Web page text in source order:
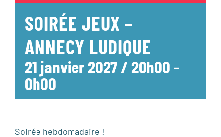
SOIRÉE JEUX –
ANNECY LUDIQUE
21 janvier 2027 / 20h00-
0h00
Soirée hebdomadaire !